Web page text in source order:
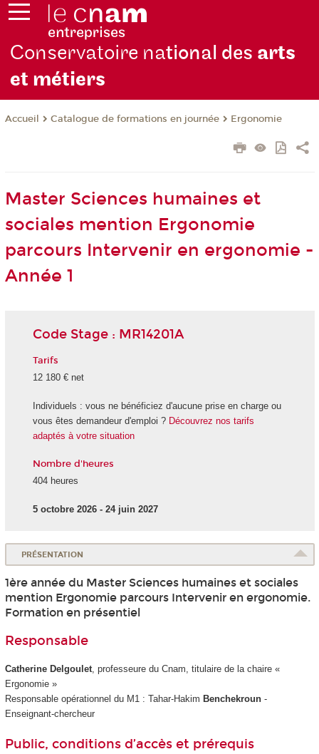
Conservatoire national des arts
et métiers
Accueil Catalogue de formations en journée Ergonomie
Master Sciences humaines et
sociales mention Ergonomie
parcours Intervenir en ergonomie -
Année 1
Code Stage : MR14201A
Tarifs
12 180 € net
Individuels : vous ne bénéficiez d'aucune prise en charge ou
vous êtes demandeur d'emploi ? Découvrez nos tarifs
adaptés à votre situation
Nombre d'heures
404 heures
5 octobre 2026 - 24 juin 2027
PRÉSENTATION
1ère année du Master Sciences humaines et sociales
mention Ergonomie parcours Intervenir en ergonomie.
Formation en présentiel
Responsable
Catherine Delgoulet, professeure du Cnam, titulaire de la chaire «
Ergonomie »
Responsable opérationnel du M1 : Tahar-Hakim Benchekroun-
Enseignant-chercheur
Public, conditions d’accès et prérequis